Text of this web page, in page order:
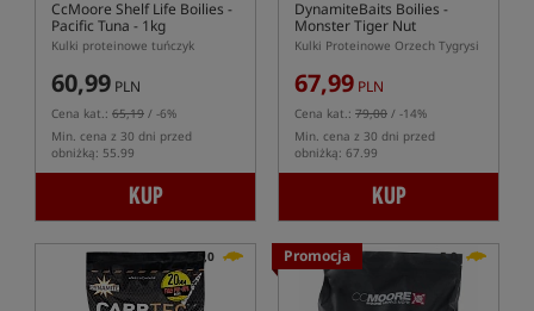
CcMoore Shelf Life Boilies -
Pacific Tuna - 1kg
Kulki proteinowe tuńczyk
60,99 PLN
Cena kat.: 65,19 / -6%
Min. cena z 30 dni przed
obniżką: 55.99
KUP
DynamiteBaits Boilies -
Monster Tiger Nut
Kulki Proteinowe Orzech Tygrysi
67,99 PLN
Cena kat.: 79,00 / -14%
Min. cena z 30 dni przed
obniżką: 67.99
KUP
5,0 Promocja 5,0